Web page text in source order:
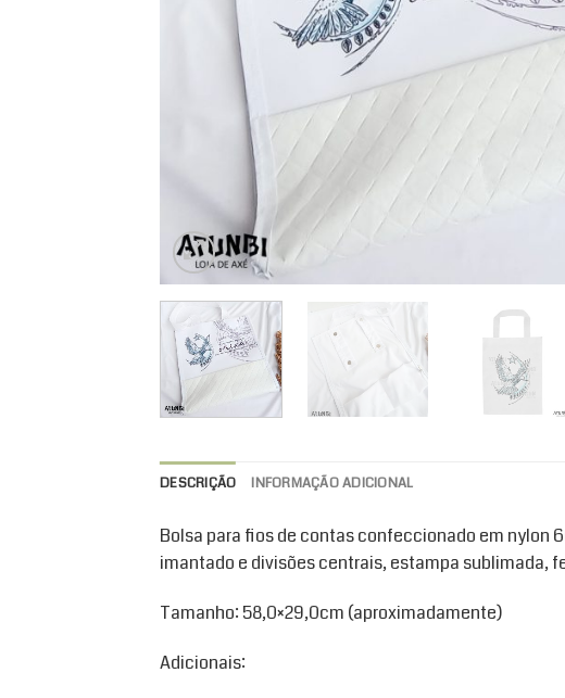
DESCRIÇÃO INFORMAÇÃO ADICIONAL
Bolsa para fios de contas confeccionado em nylon
imantado e divisões centrais, estampa sublimada,
Tamanho: 58,0×29,0cm (aproximadamente)
Adicionais: